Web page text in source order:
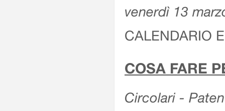
venerdì 13
CALENDARIO
COSA FARE
Circolari -